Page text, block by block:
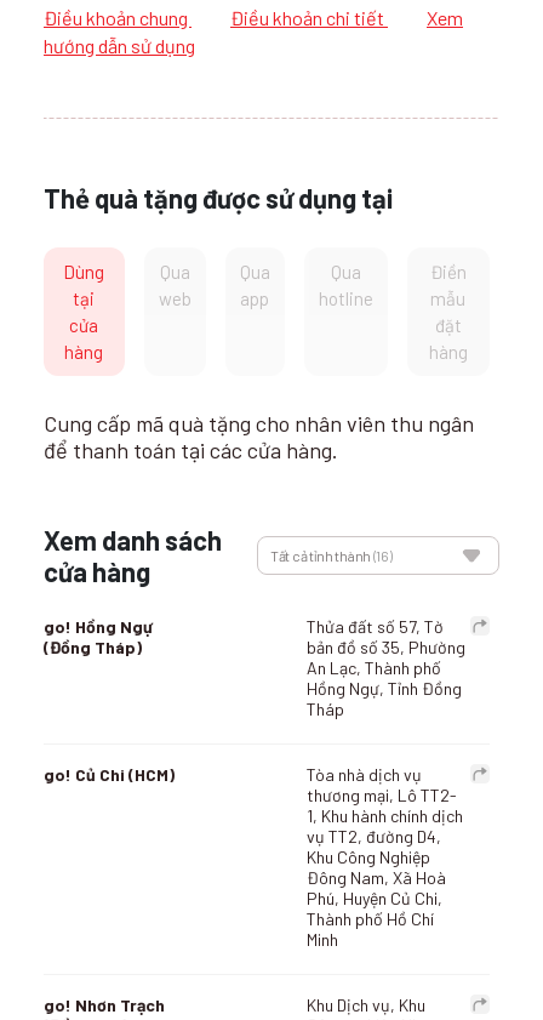
Điều khoản chung Điều khoản chi tiết
Xem
hướng dẫn sử dụng
Thẻ quà tặng được sử dụng tại
Dùng
tại
cửa
hàng
Qua
web
Qua
app
Qua
hotline
Điền
mẫu
đặt
hàng
Cung cấp mã quà tặng cho nhân viên thu ngân
để thanh toán tại các cửa hàng.
Xem danh sách
cửa hàng
Tất cả tỉnh thành (16)
go! Hồng Ngự
(Đồng Tháp)
Thửa đất số 57, Tờ
bản đồ số 35, Phường
An Lạc, Thành phố
Hồng Ngự, Tỉnh Đồng
Tháp
go! Củ Chi (HCM)
Tòa nhà dịch vụ
thương mại, Lô TT2-
1, Khu hành chính dịch
vụ TT2, đường D4,
Khu Công Nghiệp
Đông Nam, Xã Hoà
Phú, Huyện Củ Chi,
Thành phố Hồ Chí
Minh
go! Nhơn Trạch
Khu Dịch vụ, Khu